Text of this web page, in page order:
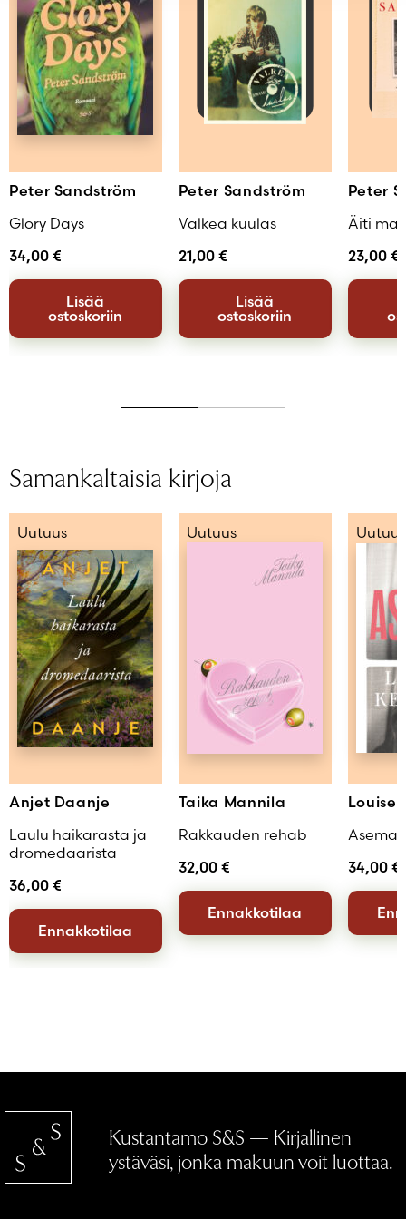
Peter Sandström
Glory Days
34,00 €
Lisää
ostoskoriin
Peter Sandström
Valkea kuulas
21,00 €
Lisää
ostoskoriin
Peter
Äiti
23,00 €
Samankaltaisia kirjoja
Uutuus
Anjet Daanje
Laulu haikarasta ja
dromedaarista
36,00 €
Ennakkotilaa
Uutuus
Taika Mannila
Rakkauden rehab
32,00 €
Ennakkotilaa
Uutuus
Louise
Asemat
34,00 €
Kustantamo S&S — Kirjallinen
ystäväsi, jonka makuun voit luottaa.